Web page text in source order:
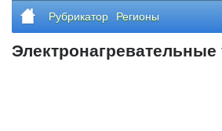
Рубрикатор Регионы
Электронагревательные